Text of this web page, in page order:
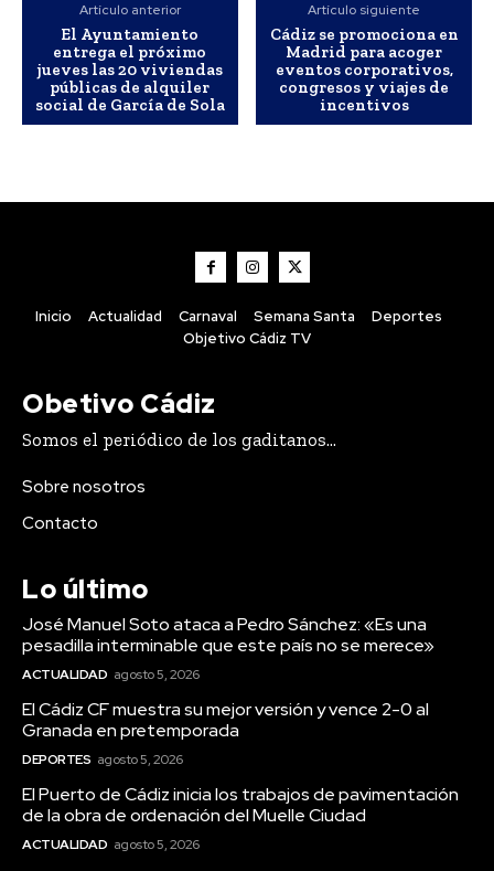
Semana Santa
El Puerto de Cádiz inicia los trabajos de
ordenación del Muelle Ciudad
Redacción
migratoria en Ceuta y España debate reparto de
menores extranjeros
Agosto 5, 2026
Muere un hombre tras salirse de la vía con su vehículo
a la altura de Jerez
Agosto 5, 2026
Adela del Moral ya da nombre a su colegio tras retirar
el de Juan Carlos Aragón por sentencia de malos
tratos
Agosto 5, 2026
Artículo anterior
El Ayuntamiento
entrega el próximo
jueves las 20 viviendas
públicas de alquiler
social de García de Sola
Artículo siguiente
Cádiz se promociona en
Madrid para acoger
eventos corporativos,
congresos y viajes de
incentivos
Inicio Actualidad Carnaval Semana Santa
Deportes
Objetivo Cádiz TV
Obetivo Cádiz
Somos el periódico de los gaditanos...
Sobre nosotros
Contacto
Lo último
José Manuel Soto ataca a Pedro Sánchez: «Es una
pesadilla interminable que este país no se merece»
ACTUALIDAD agosto 5, 2026
El Cádiz CF muestra su mejor versión y vence 2-0 al
Granada en pretemporada
DEPORTES agosto 5, 2026
El Puerto de Cádiz inicia los trabajos de pavimentación
de la obra de ordenación del Muelle Ciudad
ACTUALIDAD agosto 5, 2026